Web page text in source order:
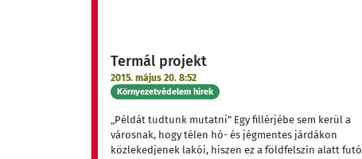
Termál projekt
2015. május 20. 8:52
Környezetvédelem hírek
„Példát tudtunk mutatni” Egy fillérjébe sem kerül a
városnak, hogy télen hó- és jégmentes járdákon
közlekedjenek lakói, hiszen ez a földfelszín alatt futó